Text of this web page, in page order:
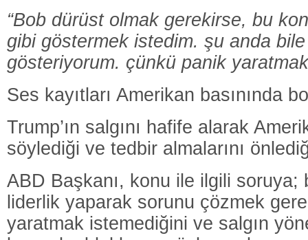
“Bob dürüst olmak gerekirse, bu
gibi göstermek istedim. şu anda
gösteriyorum. çünkü panik
Ses kayıtları Amerikan basınında
Trump’ın salgını hafife alarak
söylediği ve tedbir almalarını
ABD Başkanı, konu ile ilgili soruya;
liderlik yaparak sorunu çözmek
yaratmak istemediğini ve salgın